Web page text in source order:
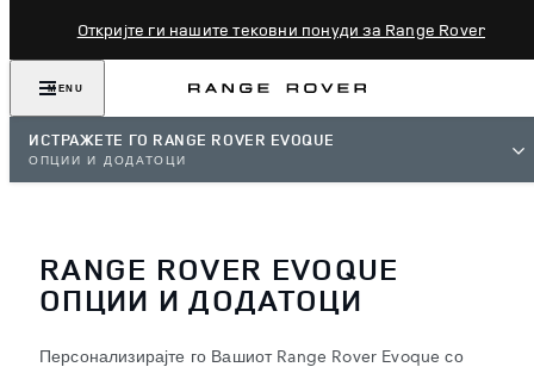
Откријте ги нашите тековни понуди за Range Rover
MENU
ИСТРАЖЕТЕ ГО RANGE ROVER EVOQUE
ОПЦИИ И ДОДАТОЦИ
RANGE ROVER EVOQUE
ОПЦИИ И ДОДАТОЦИ
Персонализирајте го Вашиот Range Rover Evoque со